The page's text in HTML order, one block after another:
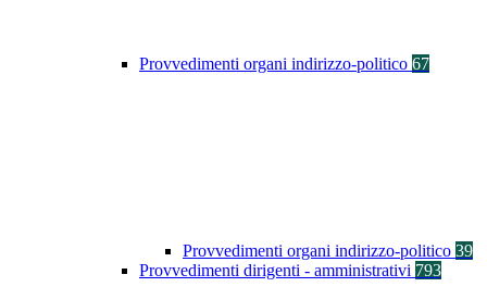
Provvedimenti organi indirizzo-politico 67
Provvedimenti organi indirizzo-politico 39
Provvedimenti dirigenti - amministrativi 793